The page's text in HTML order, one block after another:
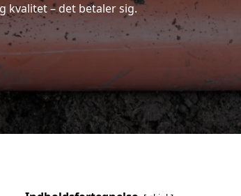
kvalitet – det betaler sig.